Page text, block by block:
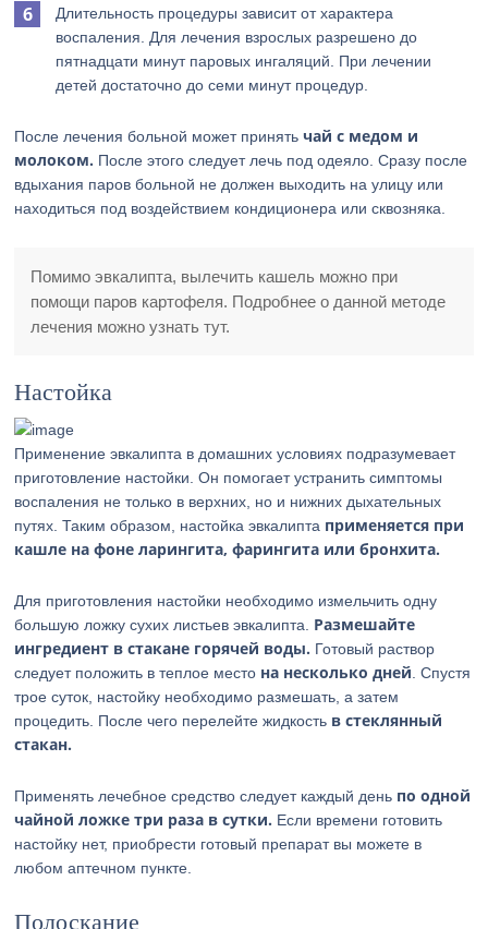
Длительность процедуры зависит от характера
воспаления. Для лечения взрослых разрешено до
пятнадцати минут паровых ингаляций. При лечении
детей достаточно до семи минут процедур.
После лечения больной может принятьчай с медом и
молоком. После этого следует лечь под одеяло. Сразу после
вдыхания паров больной не должен выходить на улицу или
находиться под воздействием кондиционера или сквозняка.
Помимо эвкалипта, вылечить кашель можно при
помощи паров картофеля. Подробнее о данной методе
лечения можно узнать тут.
Настойка
Применение эвкалипта в домашних условиях подразумевает
приготовление настойки. Он помогает устранить симптомы
воспаления не только в верхних, но и нижних дыхательных
путях. Таким образом, настойка эвкалипта применяется при
кашле на фоне ларингита, фарингита или бронхита.
Для приготовления настойки необходимо измельчить одну
большую ложку сухих листьев эвкалипта. Размешайте
ингредиент в стакане горячей воды. Готовый раствор
следует положить в теплое место на несколько дней . Спустя
трое суток, настойку необходимо размешать, а затем
процедить. После чего перелейте жидкость в стеклянный
стакан.
Применять лечебное средство следует каждый день по одной
чайной ложке три раза в сутки. Если времени готовить
настойку нет, приобрести готовый препарат вы можете в
любом аптечном пункте.
Полоскание